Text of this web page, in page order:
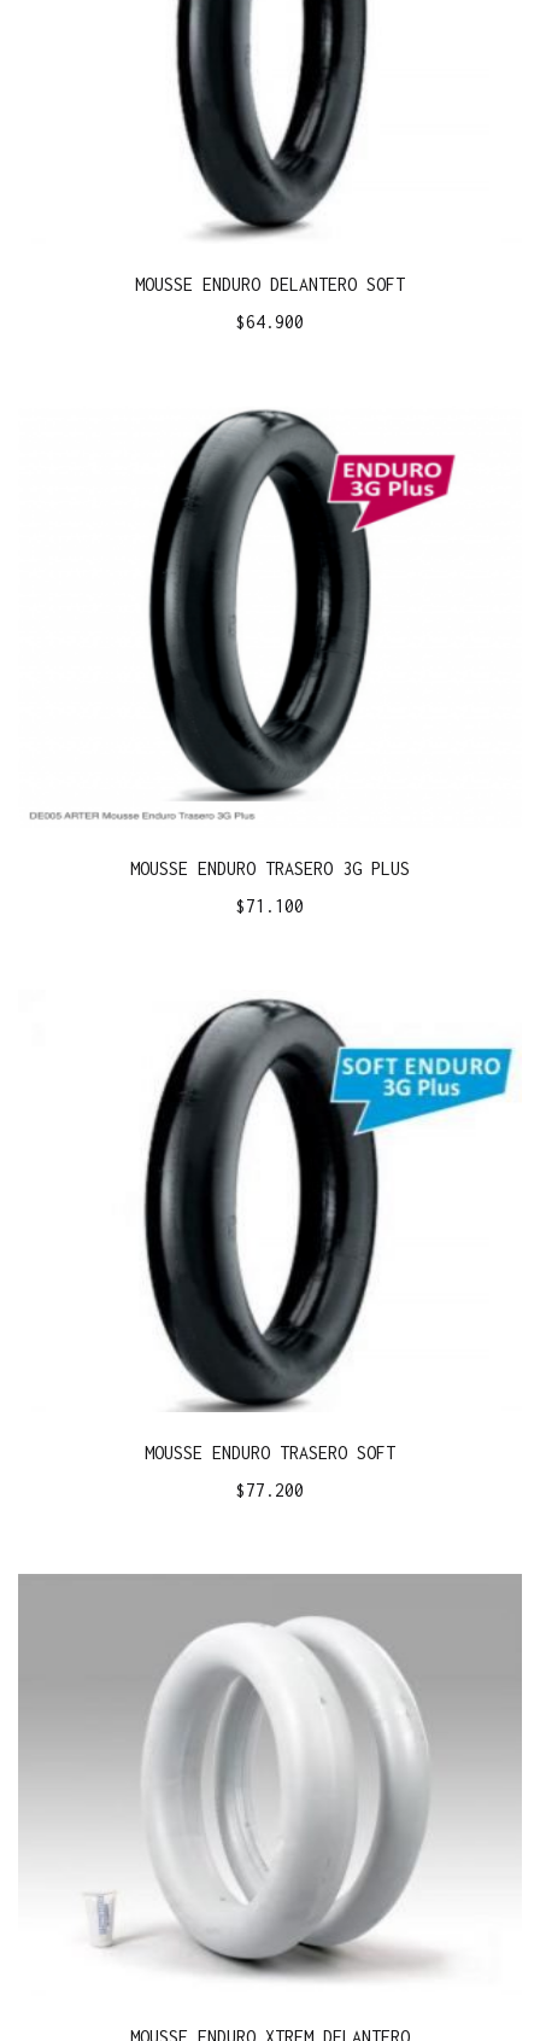
MOUSSE ENDURO DELANTERO SOFT
$64.900
MOUSSE ENDURO TRASERO 3G PLUS
$71.100
MOUSSE ENDURO TRASERO SOFT
$77.200
MOUSSE ENDURO XTREM DELANTERO